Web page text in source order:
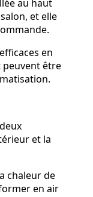
au haut
et elle
en
être
et la
chaleur de
en air